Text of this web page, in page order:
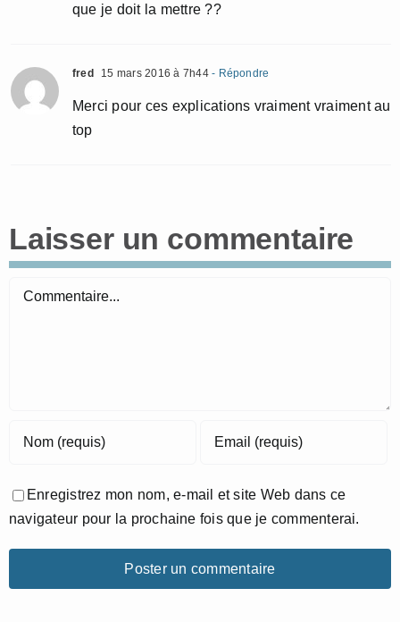
que je doit la mettre ??
fred 15 mars 2016 à 7h44- Répondre
Merci pour ces explications vraiment vraiment au
top
Laisser un commentaire
Commentaire
Enregistrez mon nom, e-mail et site Web dans ce
navigateur pour la prochaine fois que je commenterai.